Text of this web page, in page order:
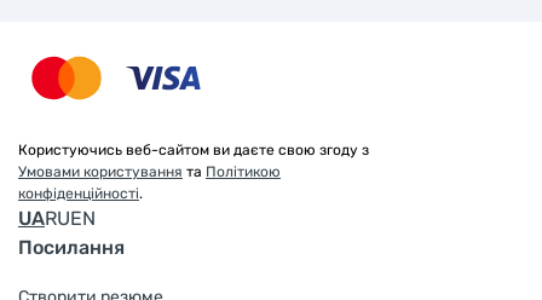
Користуючись веб-сайтом ви даєте свою згоду з
Умовами користування та Політикою
конфіденційності.
UARUEN
Посилання